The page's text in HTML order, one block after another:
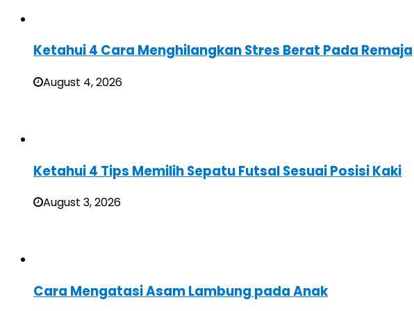
Ketahui 4 Cara Menghilangkan Stres Berat Pada Remaja
August 4, 2026
Ketahui 4 Tips Memilih Sepatu Futsal Sesuai Posisi Kaki
August 3, 2026
Cara Mengatasi Asam Lambung pada Anak